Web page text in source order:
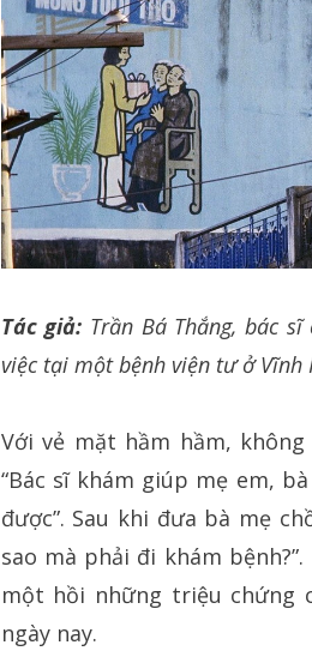
Tác giả: Trần Bá Thắng, bác
việc tại một bệnh viện tư ở Vĩnh
Với vẻ mặt hầm hầm,
“Bác sĩ khám giúp mẹ em,
được”. Sau khi đưa bà mẹ
sao mà phải đi khám
một hồi những triệu chứng
ngày nay.